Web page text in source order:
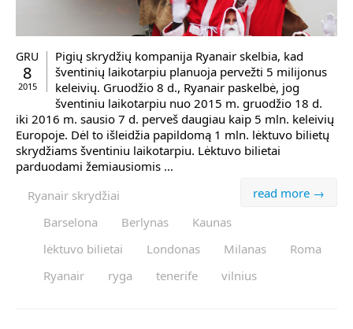
GRU
8
2015
Pigių skrydžių kompanija Ryanair skelbia, kad
šventinių laikotarpiu planuoja pervežti 5 milijonus
keleivių. Gruodžio 8 d., Ryanair paskelbė, jog
šventiniu laikotarpiu nuo 2015 m. gruodžio 18 d.
iki 2016 m. sausio 7 d. perveš daugiau kaip 5 mln. keleivių
Europoje. Dėl to išleidžia papildomą 1 mln. lėktuvo bilietų
skrydžiams šventiniu laikotarpiu. Lėktuvo bilietai
parduodami žemiausiomis ...
read more →
Ryanair skrydžiai
Barselona
Berlynas
Kaunas
lėktuvo bilietai
Londonas Milanas
Roma
Ryanair
ryga tenerife vilnius